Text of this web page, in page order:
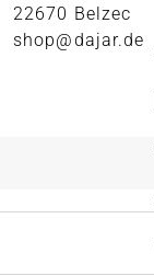
22670 Belzec
shop@dajar.de